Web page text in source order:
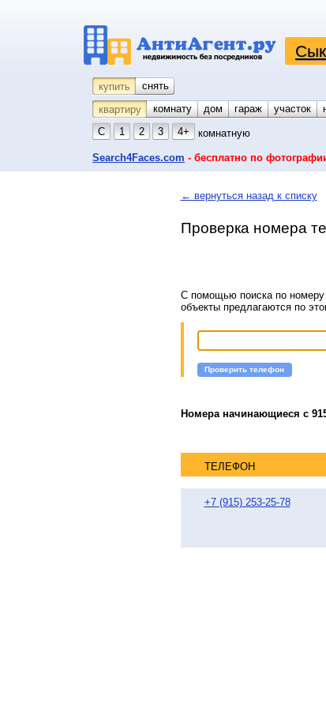
купить снять
квартиру
комнату койко-место
дом гараж участок
С
1 2 3 4+ комнатную
Search4Faces.com - бесплатно по
← вернуться назад к списку
Проверка номера
С помощью поиска по номеру
объекты предлагаются по
Проверить телефон
Номера начинающиеся с
ТЕЛЕФОН
+7 (915) 253-25-78